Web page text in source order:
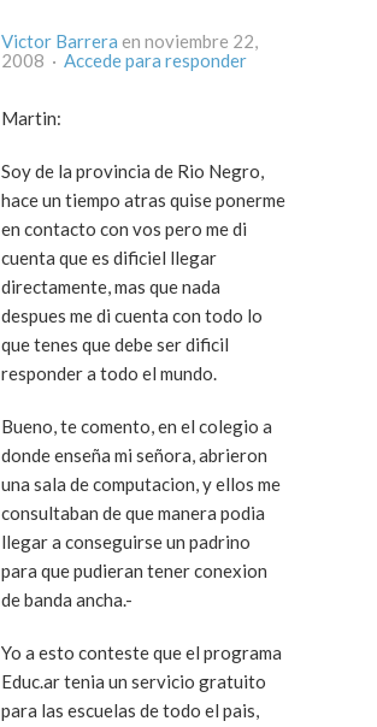
Victor Barrera en noviembre 22,
2008 · Accede para responder
Martin:
Soy de la provincia de Rio Negro,
hace un tiempo atras quise ponerme
en contacto con vos pero me di
cuenta que es dificiel llegar
directamente, mas que nada
despues me di cuenta con todo lo
que tenes que debe ser dificil
responder a todo el mundo.
Bueno, te comento, en el colegio a
donde enseña mi señora, abrieron
una sala de computacion, y ellos me
consultaban de que manera podia
llegar a conseguirse un padrino
para que pudieran tener conexion
de banda ancha.-
Yo a esto conteste que el programa
Educ.ar tenia un servicio gratuito
para las escuelas de todo el pais,